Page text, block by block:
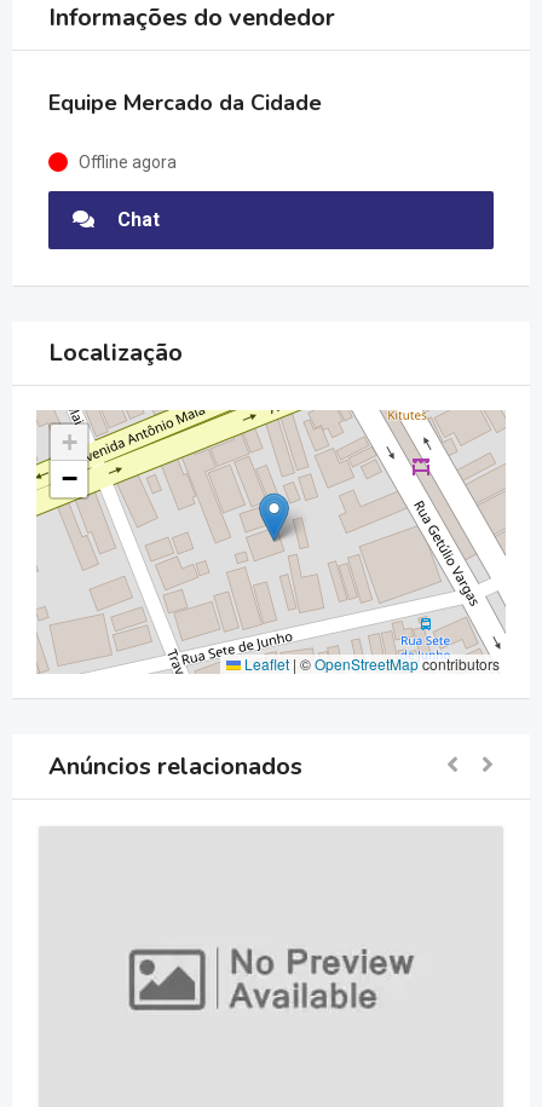
Informações do vendedor
Equipe Mercado da Cidade
Offline agora
Chat
Localização
+
−
Leaflet | ©OpenStreetMapcontributors
Anúncios relacionados